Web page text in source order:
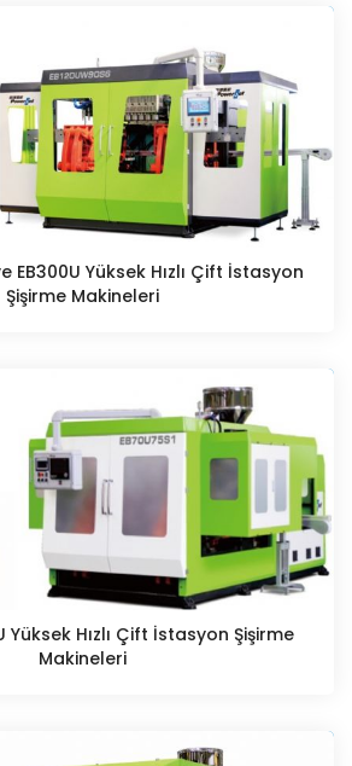
EB300U Yüksek Hızlı Çift İstasyon
Şişirme Makineleri
Yüksek Hızlı Çift İstasyon Şişirme
Makineleri